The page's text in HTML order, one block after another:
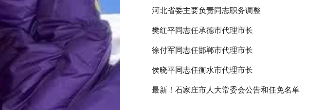
河北省委主要负责同志职务调整
樊红平同志任承德市代理市长
徐付军同志任邯郸市代理市长
侯晓平同志任衡水市代理市长
最新！石家庄市人大常委会公告和任免名单